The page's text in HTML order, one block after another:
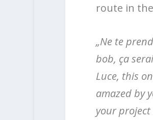
route in
„Ne te
bob, ça
Luce, this
amazed by
your